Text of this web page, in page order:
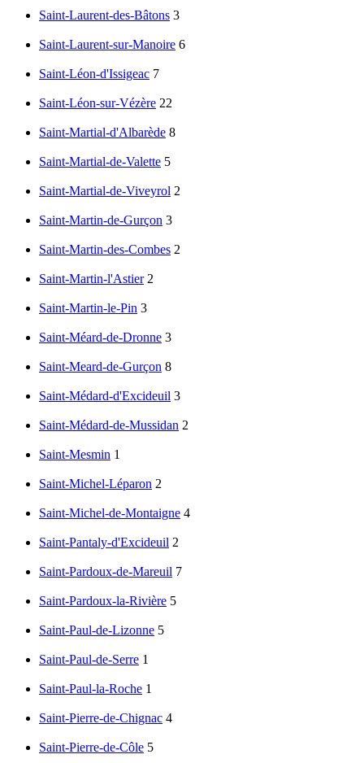
Saint-Laurent-des-Bâtons 3
Saint-Laurent-sur-Manoire 6
Saint-Léon-d'Issigeac 7
Saint-Léon-sur-Vézère 22
Saint-Martial-d'Albarède 8
Saint-Martial-de-Valette 5
Saint-Martial-de-Viveyrol 2
Saint-Martin-de-Gurçon 3
Saint-Martin-des-Combes 2
Saint-Martin-l'Astier 2
Saint-Martin-le-Pin 3
Saint-Méard-de-Dronne 3
Saint-Meard-de-Gurçon 8
Saint-Médard-d'Excideuil 3
Saint-Médard-de-Mussidan 2
Saint-Mesmin 1
Saint-Michel-Léparon 2
Saint-Michel-de-Montaigne 4
Saint-Pantaly-d'Excideuil 2
Saint-Pardoux-de-Mareuil 7
Saint-Pardoux-la-Rivière 5
Saint-Paul-de-Lizonne 5
Saint-Paul-de-Serre 1
Saint-Paul-la-Roche 1
Saint-Pierre-de-Chignac 4
Saint-Pierre-de-Côle 5